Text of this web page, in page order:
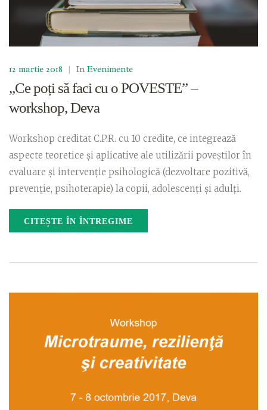
12 martie 2018 | In Evenimente
„Ce poți să faci cu o POVESTE” –
workshop, Deva
Workshop creditat C.P.R. cu 10 credite, ce integrează
aspecte teoretice şi aplicative ale utilizării poveştilor în
evaluare şi intervenţie psihologică (dezvoltare pozitivă,
prevenţie, psihoterapie) la copii, adolescenţi şi adulţi.
CITEȘTE ÎN ÎNTREGIME